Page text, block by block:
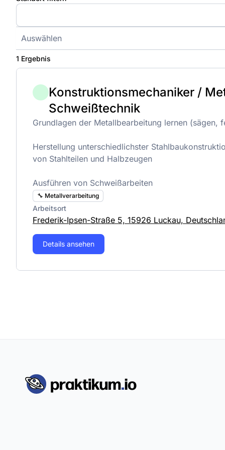
Auswählen
1 Ergebnis
Konstruktionsmechaniker /
Schweißtechnik
Grundlagen der Metallbearbeitung lernen (sägen,
Herstellung unterschiedlichster
von Stahlteilen und Halbzeugen
Ausführen von Schweißarbeiten
🔧 Metallverarbeitung
Arbeitsort
Frederik-Ipsen-Straße 5, 15926 Luckau,
Details ansehen